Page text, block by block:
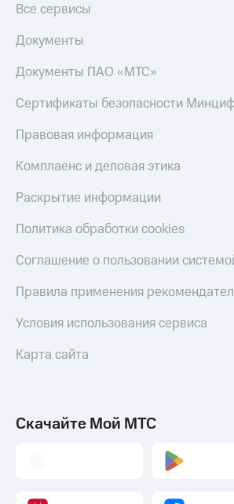
Все сервисы
Документы
Документы ПАО «МТС»
Сертификаты безопасности
Правовая информация
Комплаенс и деловая этика
Раскрытие информации
Политика обработки cookies
Соглашение о пользовании
Правила применения
Условия использования сервиса
Карта сайта
Скачайте Мой МТС